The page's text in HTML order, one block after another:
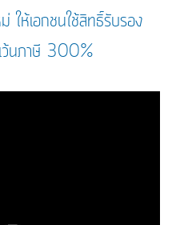
ให้เอกชนใช้สิทธิ์รับรอง
ว้นภาษี 300%